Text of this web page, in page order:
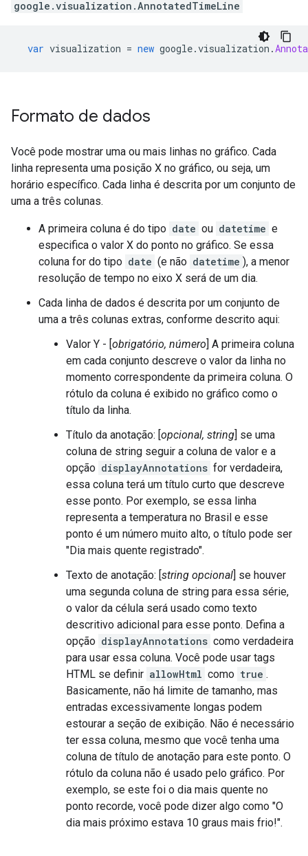
google.visualization.AnnotatedTimeLine
var visualization = new google.visualization .
Formato de dados
Você pode mostrar uma ou mais linhas no gráfico. Cada
linha representa uma posição X no gráfico, ou seja, um
horário específico. Cada linha é descrita por um conjunto de
uma a três colunas.
A primeira coluna é do tipo date ou datetime e
especifica o valor X do ponto no gráfico. Se essa
coluna for do tipo date (e não datetime ), a menor
resolução de tempo no eixo X será de um dia.
Cada linha de dados é descrita por um conjunto de
uma a três colunas extras, conforme descrito aqui:
Valor Y - [obrigatório, número] A primeira coluna
em cada conjunto descreve o valor da linha no
momento correspondente da primeira coluna. O
rótulo da coluna é exibido no gráfico como o
título da linha.
Título da anotação: [opcional, string] se uma
coluna de string seguir a coluna de valor e a
opção displayAnnotations for verdadeira,
essa coluna terá um título curto que descreve
esse ponto. Por exemplo, se essa linha
representa a temperatura no Brasil e esse
ponto é um número muito alto, o título pode ser
"Dia mais quente registrado".
Texto de anotação: [string opcional] se houver
uma segunda coluna de string para essa série,
o valor da célula será usado como texto
descritivo adicional para esse ponto. Defina a
opção displayAnnotations como verdadeira
para usar essa coluna. Você pode usar tags
HTML se definir allowHtml como true .
Basicamente, não há limite de tamanho, mas
entradas excessivamente longas podem
estourar a seção de exibição. Não é necessário
ter essa coluna, mesmo que você tenha uma
coluna de título de anotação para este ponto. O
rótulo da coluna não é usado pelo gráfico. Por
exemplo, se este foi o dia mais quente no
ponto recorde, você pode dizer algo como "O
dia mais próximo estava 10 graus mais frio!".